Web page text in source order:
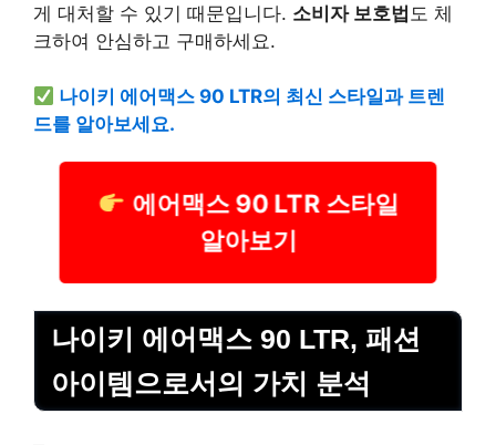
게 대처할 수 있기 때문입니다. 소비자 보호법 도 체
크하여 안심하고 구매하세요.
나이키 에어맥스 90 LTR의 최신 스타일과 트렌
드를 알아보세요.
에어맥스 90 LTR 스타일
알아보기
나이키 에어맥스 90 LTR, 패션
아이템으로서의 가치 분석